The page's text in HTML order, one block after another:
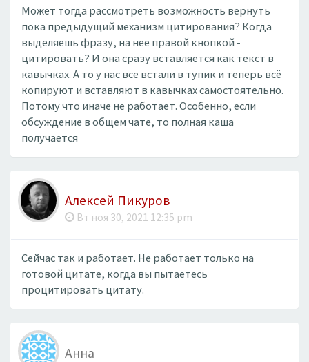
Может тогда рассмотреть возможность вернуть
пока предыдущий механизм цитирования? Когда
выделяешь фразу, на нее правой кнопкой -
цитировать? И она сразу вставляется как текст в
кавычках. А то у нас все встали в тупик и теперь всё
копируют и вставляют в кавычках самостоятельно.
Потому что иначе не работает. Особенно, если
обсуждение в общем чате, то полная каша
получается
Алексей Пикуров
Вт ноя 30, 2021 12:35 pm
Сейчас так и работает. Не работает только на
готовой цитате, когда вы пытаетесь
процитировать цитату.
Анна